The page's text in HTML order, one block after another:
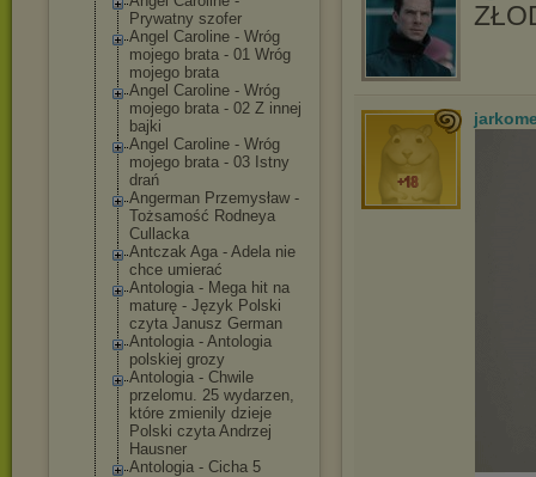
Prywatny szofer
Angel Caroline - Wróg
mojego brata - 01 Wróg
mojego brata
Angel Caroline - Wróg
mojego brata - 02 Z innej
bajki
Angel Caroline - Wróg
mojego brata - 03 Istny
drań
Angerman Przemysław -
Tożsamość Rodneya
Cullacka
Antczak Aga - Adela nie
chce umierać
Antologia - Mega hit na
maturę - Język Polski
czyta Janusz German
Antologia - Antologia
polskiej grozy
Antologia - Chwile
przelomu. 25 wydarzen,
które zmienily dzieje
Polski czyta Andrzej
Hausner
Antologia - Cicha 5